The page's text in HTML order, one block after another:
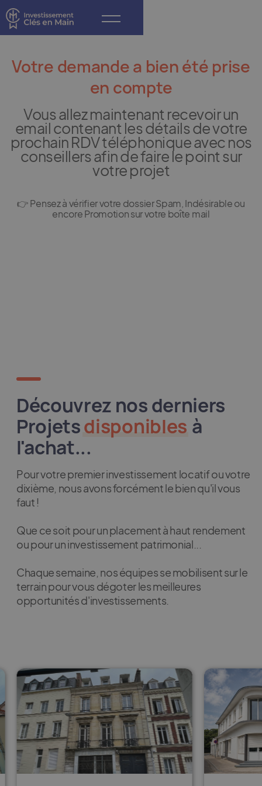
Votre demande a bien été prise
en compte
Vous allez maintenant recevoir un
email contenant les détails de votre
prochain RDV téléphonique avec nos
conseillers afin de faire le point sur
votre projet
👉 Pensez à vérifier votre dossier Spam, Indésirable ou
encore Promotion sur votre boîte mail
Découvrez nos derniers
Projetsdisponibles à
l'achat...
Pour votre premier investissement locatif ou votre
dixième, nous avons forcément le bien qu'il vous
faut !
Que ce soit pour un placement à haut rendement
ou pour un investissement patrimonial...
Chaque semaine, nos équipes se mobilisent sur le
terrain pour vous dégoter les meilleures
opportunités d'investissements.